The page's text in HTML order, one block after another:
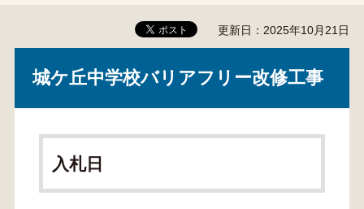
更新日：2025年10月21日
城ケ丘中学校バリアフリー改修工事
入札日